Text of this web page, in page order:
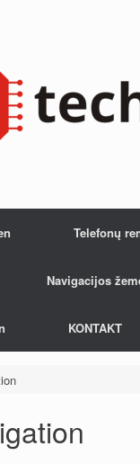
Telefonų
Navigacijos
KONTAKT